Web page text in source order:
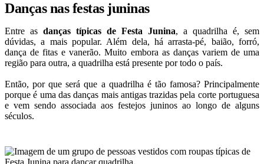
Danças nas festas juninas
Entre as danças típicas de Festa Junina, a quadrilha é, sem
dúvidas, a mais popular. Além dela, há arrasta-pé, baião, forró,
dança de fitas e vanerão. Muito embora as danças variem de uma
região para outra, a quadrilha está presente por todo o país.
Então, por que será que a quadrilha é tão famosa? Principalmente
porque é uma das danças mais antigas trazidas pela corte portuguesa
e vem sendo associada aos festejos juninos ao longo de alguns
séculos.